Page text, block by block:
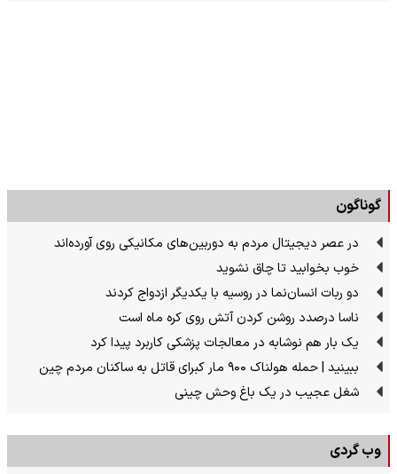
گوناگون
در عصر دیجیتال مردم به دوربین‌های مکانیکی روی آورده‌اند
خوب بخوابید تا چاق نشوید
دو ربات انسان‌نما در روسیه با یکدیگر ازدواج کردند
ناسا درصدد روشن کردن آتش روی کره ماه است
یک بار هم نوشابه در معالجات پزشکی کاربرد پیدا کرد
ببینید | حمله هولناک ۹۰۰ مار کبرای قاتل به ساکنان مردم چین
شغل عجیب در یک باغ وحش چینی
وب گردی